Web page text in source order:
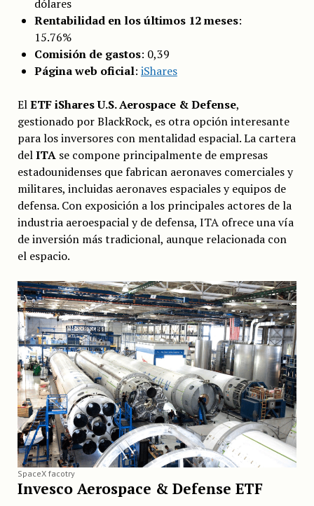
dólares
Rentabilidad en los últimos 12 meses:
15.76%
Comisión de gastos: 0,39
Página web oficial: iShares
ElETF iShares U.S. Aerospace & Defense,
gestionado por BlackRock, es otra opción interesante
para los inversores con mentalidad espacial. La cartera
delITAse compone principalmente de empresas
estadounidenses que fabrican aeronaves comerciales y
militares, incluidas aeronaves espaciales y equipos de
defensa. Con exposición a los principales actores de la
industria aeroespacial y de defensa, ITA ofrece una vía
de inversión más tradicional, aunque relacionada con
el espacio.
SpaceX facotry
Invesco Aerospace & Defense ETF